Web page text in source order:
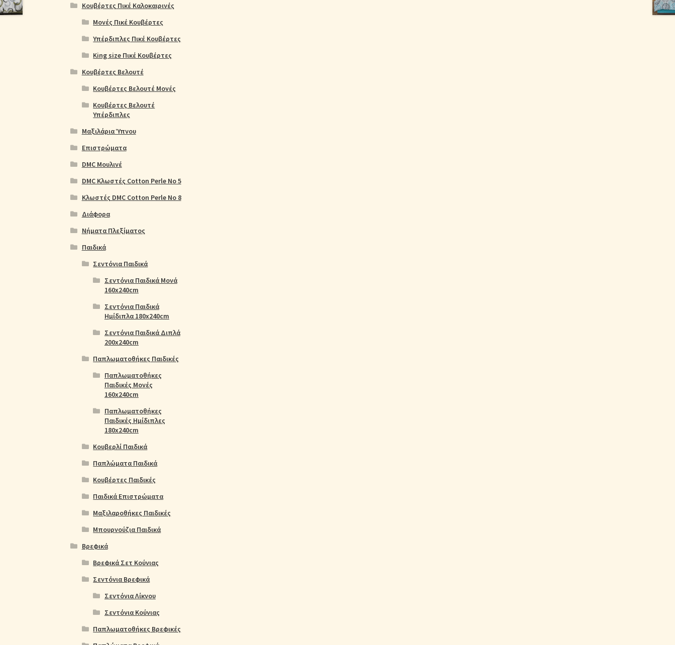
Κουβέρτες Πικέ Καλοκαιρινές
Μονές Πικέ Κουβέρτες
Υπέρδιπλες Πικέ Κουβέρτες
King size Πικέ Κουβέρτες
Κουβέρτες Βελουτέ
Κουβέρτες Βελουτέ Μονές
Κουβέρτες Βελουτέ
Υπέρδιπλες
Μαξιλάρια Ύπνου
Επιστρώματα
DMC Μουλινέ
DMC Κλωστές Cotton Perle No 5
Κλωστές DMC Cotton Perle No 8
Διάφορα
Νήματα Πλεξίματος
Παιδικά
Σεντόνια Παιδικά
Σεντόνια Παιδικά Μονά
160x240cm
Σεντόνια Παιδικά
Ημίδιπλα 180x240cm
Σεντόνια Παιδικά Διπλά
200x240cm
Παπλωματοθήκες Παιδικές
Παπλωματοθήκες
Παιδικές Μονές
160x240cm
Παπλωματοθήκες
Παιδικές Ημίδιπλες
180x240cm
Κουβερλί Παιδικά
Παπλώματα Παιδικά
Κουβέρτες Παιδικές
Παιδικά Επιστρώματα
Μαξιλαροθήκες Παιδικές
Μπουρνούζια Παιδικά
Βρεφικά
Βρεφικά Σετ Κούνιας
Σεντόνια Βρεφικά
Σεντόνια Λίκνου
Σεντόνια Κούνιας
Παπλωματοθήκες Βρεφικές